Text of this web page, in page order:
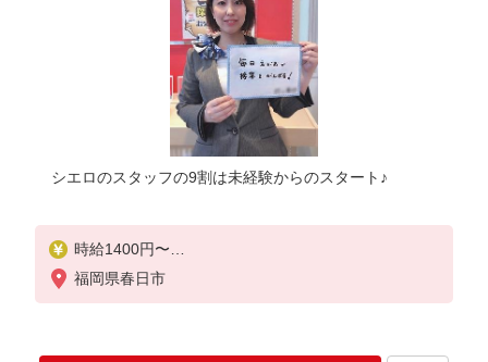
シエロのスタッフの9割は未経験からのスタート♪
時給1400円〜
※残業代支給
★交通費別途支給（規定あり）
入社祝い金10万円支給(規定有)
福岡県春日市